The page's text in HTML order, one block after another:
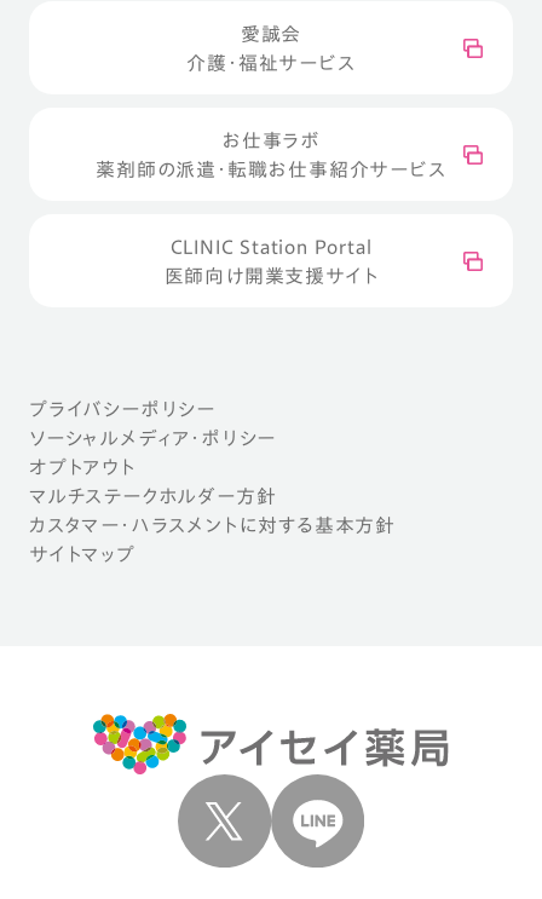
愛誠会
介護・福祉サービス
お仕事ラボ
薬剤師の派遣・転職お仕事紹介サービス
CLINIC Station Portal
医師向け開業支援サイト
プライバシーポリシー
ソーシャルメディア・ポリシー
オプトアウト
マルチステークホルダー方針
カスタマー・ハラスメントに対する基本方針
サイトマップ